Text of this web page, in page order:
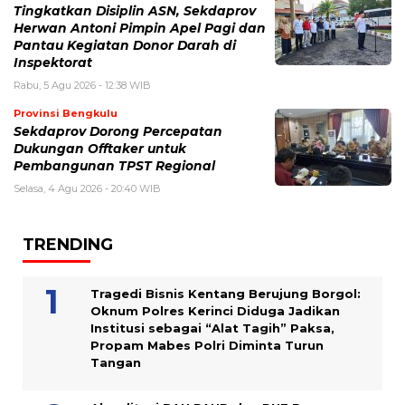
Tingkatkan Disiplin ASN, Sekdaprov
Herwan Antoni Pimpin Apel Pagi dan
Pantau Kegiatan Donor Darah di
Inspektorat
Rabu, 5 Agu 2026 - 12:38 WIB
Provinsi Bengkulu
Sekdaprov Dorong Percepatan
Dukungan Offtaker untuk
Pembangunan TPST Regional
Selasa, 4 Agu 2026 - 20:40 WIB
TRENDING
Tragedi Bisnis Kentang Berujung Borgol:
Oknum Polres Kerinci Diduga Jadikan
Institusi sebagai “Alat Tagih” Paksa,
Propam Mabes Polri Diminta Turun
Tangan